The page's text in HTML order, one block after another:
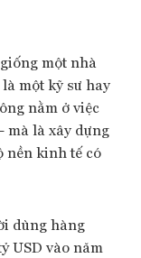
một nhà
một kỹ sư hay
nằm ở việc
mà là xây dựng
nền kinh tế có
dùng hàng
USD vào năm